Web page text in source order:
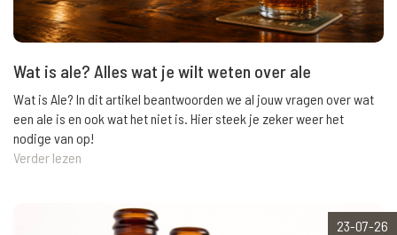
Wat is ale? Alles wat je wilt weten over ale
Wat is Ale? In dit artikel beantwoorden we al jouw vragen over wat
een ale is en ook wat het niet is. Hier steek je zeker weer het
nodige van op!
Verder lezen
23-07-26